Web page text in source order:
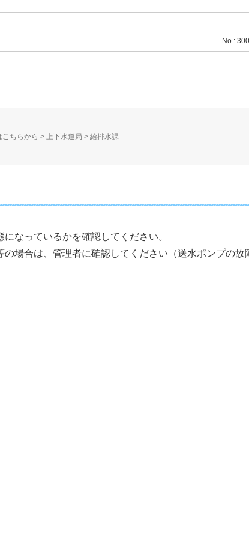
No : 300
ちらから > 上下水道局 > 給排水課
なっているかを確認してください。
場合は、管理者に確認してください（送水ポンプの故